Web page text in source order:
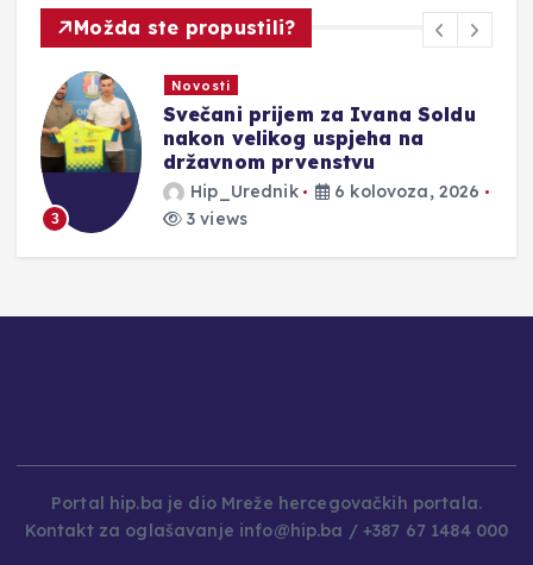
Možda ste propustili?
3
Novosti
Svečani prijem za Ivana Soldu
nakon velikog uspjeha na
državnom prvenstvu
Hip_Urednik
6 kolovoza, 2026
3 views
Portal hip.ba je dio Mreže hercegovačkih portala.
Kontakt za oglašavanje info@hip.ba / +387 67 1484 000